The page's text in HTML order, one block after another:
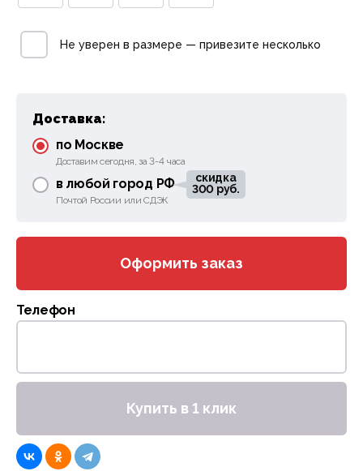
Не уверен в размере — привезите несколько
Доставка:
по Москве
Доставим сегодня, за 3-4 часа
в любой город РФ
скидка
300 руб.
Почтой России или СДЭК
Оформить заказ
Телефон
Купить в 1 клик